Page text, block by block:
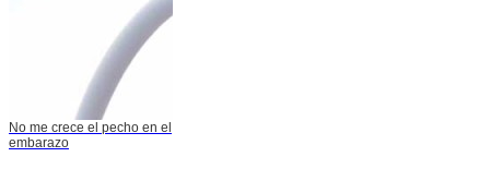
No me crece el pecho en el
embarazo